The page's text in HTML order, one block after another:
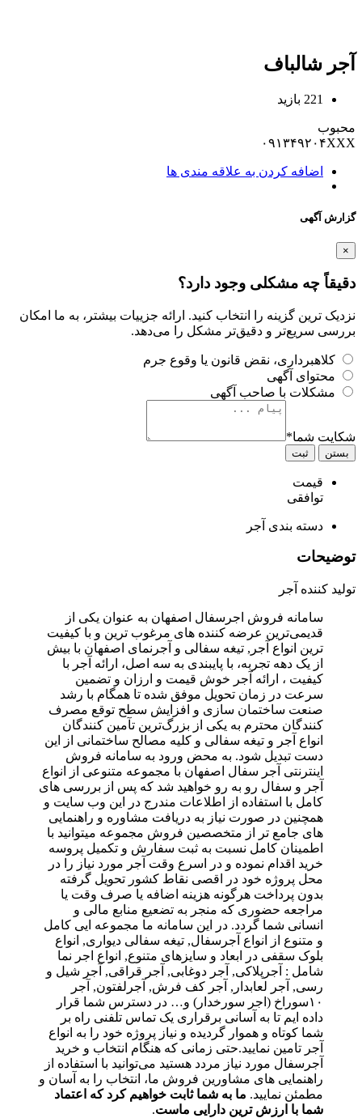
آجر شالباف
221 بازید
محبوب
۰۹۱۳۴۹۲۰۴XXX
اضافه کردن به علاقه مندی ها
گزارش آگهی
×
دقیقاً چه مشکلی وجود دارد؟
نزدیک ترین گزینه را انتخاب کنید. ارائه جزییات بیشتر، به ما امکان
بررسی سریع‌تر و دقیق‌تر مشکل را می‌دهد.
کلاهبرداری، نقض قانون یا وقوع جرم
محتوای آگهی
مشکلات با صاحب آگهی
شکایت شما*
بستن ثبت
قیمت
توافقی
دسته بندی آجر
توضیحات
تولید کننده آجر
سامانه فروش اجرسفال اصفهان به عنوان یکی از
قدیمی‌ترین عرضه کننده های مرغوب ترین و با کیفیت
ترین انواع آجر, تیغه سفالی و آجرنمای اصفهان با بیش
از یک دهه تجربه، با پایبندی به سه اصل، ارائه آجر با
کیفیت ، ارائه آجر خوش قیمت و ارزان و تضمین
سرعت در زمان تحویل موفق شده تا همگام با رشد
صنعت ساختمان سازی و افزایش سطح توقع مصرف
کنندگان محترم به یکی از بزرگ‌ترین تآمین کنندگان
انواع آجر و تیغه سفالی و کلیه مصالح ساختمانی از این
دست تبدیل شود. به محض ورود به سامانه فروش
اینترنتی آجر سفال اصفهان با مجموعه متنوعی از انواع
آجر و سفال رو به رو خواهید شد که پس از بررسی های
کامل با استفاده از اطلاعات مندرج در این وب سایت و
همچنین در صورت نیاز به دریافت مشاوره و راهنمایی
های جامع تر از متخصصین فروش مجموعه میتوانید با
اطمینان کامل نسبت به ثبت سفارش و تکمیل پروسه
خرید اقدام نموده و در اسرع وقت آجر مورد نیاز را در
محل پروژه خود در اقصی نقاط کشور تحویل گرفته
بدون پرداخت هرگونه هزینه اضافه یا صرف وقت یا
مراجعه حضوری که منجر به تضعیع منابع مالی و
انسانی شما گردد. در این سامانه ما مجموعه ایی کامل
و متنوع از انواع آجرسفال, تیغه سفالی دیواری, انواع
بلوک سقفی در ابعاد و سایزهای متنوع, انواع اجر نما
شامل : آجرپلاکی, آجر دوغابی, آجر قراقی, آجر شیل و
رسی, آجر لعابدار, آجر کف فرش, آجرلفتون, آجر
۱۰سوراخ (اجر سورخدار) و… در دسترس شما قرار
داده ایم تا به آسانی برقراری یک تماس تلفنی راه بر
شما کوتاه و هموار گردیده و نیاز پروژه خود را به انواع
آجر تامین نمایید.حتی زمانی که هنگام انتخاب و خرید
آجرسفال مورد نیاز مردد هستید می‌توانید با استفاده از
راهنمایی های مشاورین فروش ما، انتخاب را به آسان و
مطمئن نمایید. ما به شما ثابت خواهیم کرد که اعتماد
شما با ارزش ترین دارایی ماست.